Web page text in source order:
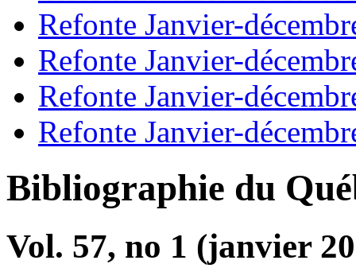
Refonte Janvier-
Refonte Janvier-
Refonte Janvier-
Refonte Janvier-
Bibliographie du
Vol. 57, no 1 (janvier